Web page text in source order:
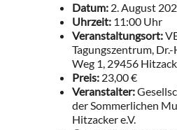
Datum: 2. August
Uhrzeit: 11:00 Uhr
Veranstaltungsort:
Tagungszentrum,
Weg 1, 29456
Preis: 23,00 €
Veranstalter:
der Sommerlichen
Hitzacker e.V.